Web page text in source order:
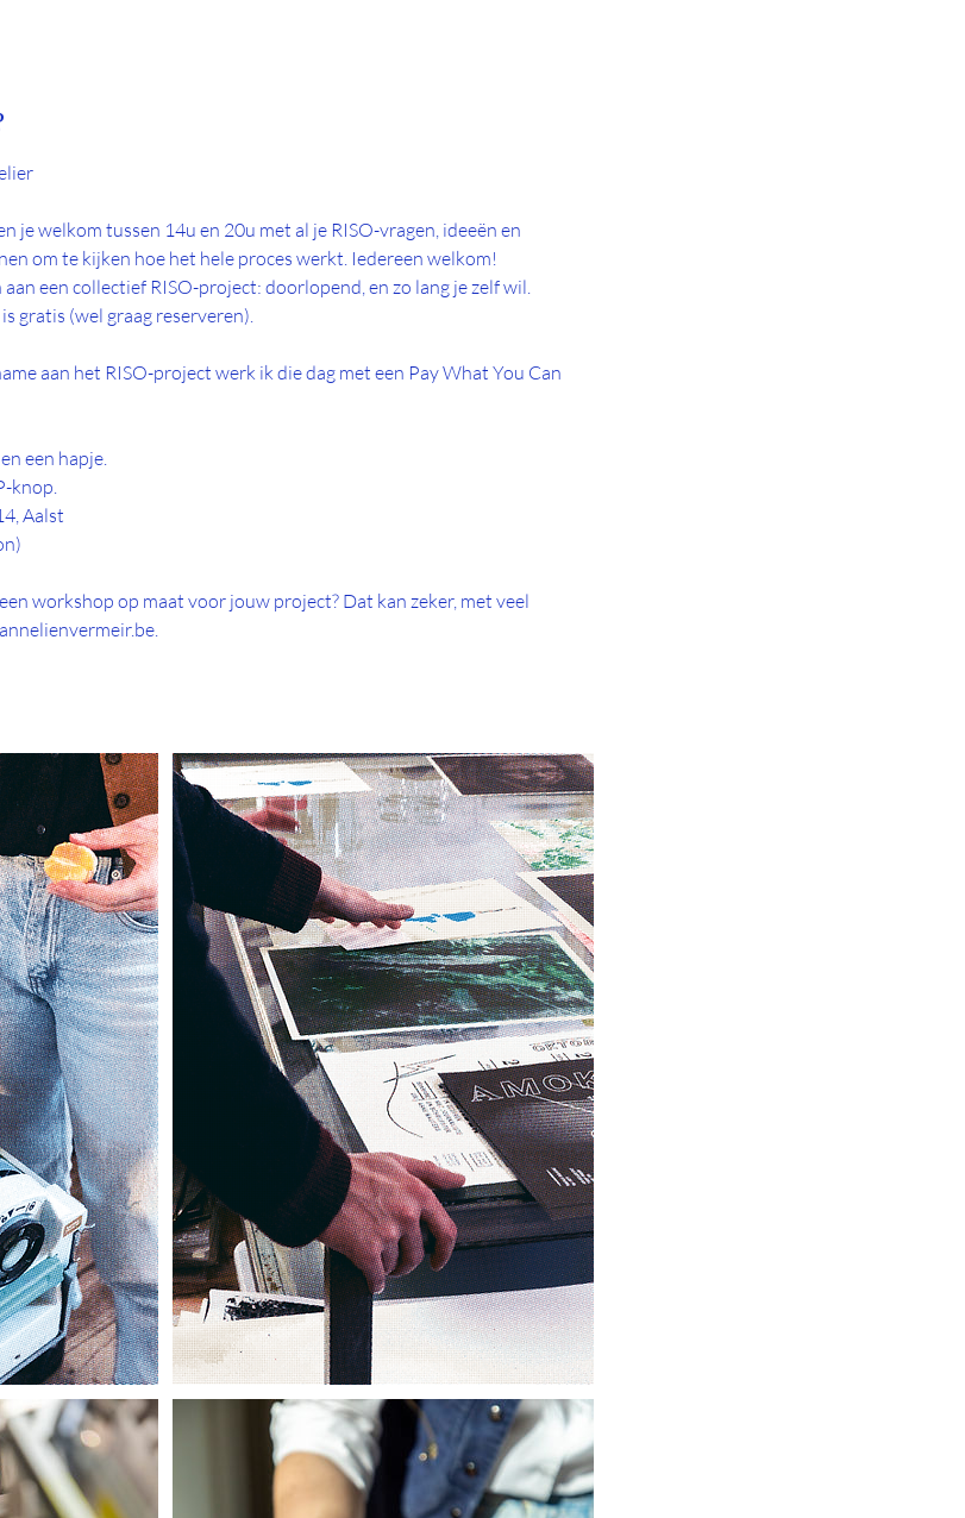
je welkom tussen 14u en 20u met al je RISO-vragen, ideeën en
om te kijken hoe het hele proces werkt. Iedereen welkom!
een collectief RISO-project: doorlopend, en zo lang je zelf wil.
gratis (wel graag reserveren).
aan het RISO-project werk ik die dag met een Pay What You Can
een hapje.
knop.
Aalst
workshop op maat voor jouw project? Dat kan zeker, met veel